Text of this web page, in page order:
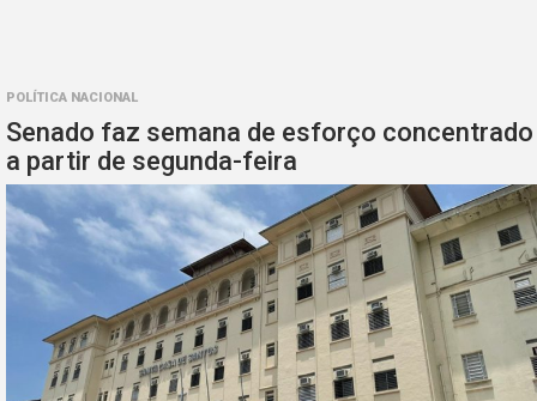
POLÍTICA NACIONAL
Senado faz semana de esforço concentrado
a partir de segunda-feira